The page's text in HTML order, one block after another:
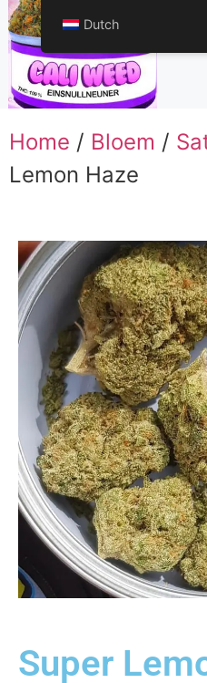
Home / Bloem /
Lemon Haze
Super
Dutch